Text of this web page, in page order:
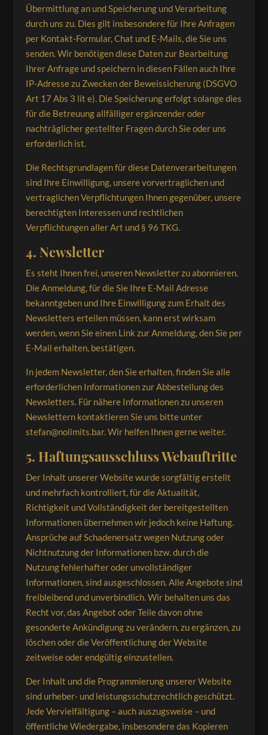
Übermittlung an und Speicherung und Verarbeitung
durch uns zu. Dies gilt insbesondere für Ihre Anfragen
per Kontakt-Formular, Chat und E-Mails, die Sie uns
senden. Wir benötigen diese Daten zur Bearbeitung
Ihrer Anfrage und speichern in diesen Fällen auch Ihre
IP-Adresse zu Zwecken der Beweissicherung (DSGVO
Art 17 Abs 3 lit e). Die Speicherung erfolgt solange dies
für die Betreuung allfälliger ergänzender oder
nachträglicher gestellter Fragen durch Sie oder uns
erforderlich ist.
Die Rechtsgrundlagen für diese Datenverarbeitungen
sind Ihre Einwilligung, unsere vorvertraglichen und
vertraglichen Verpflichtungen Ihnen gegenüber, unsere
berechtigten Interessen und rechtlichen
Verpflichtungen aller Art und § 96 TKG.
4. Newsletter
Es steht Ihnen frei, unseren Newsletter zu abonnieren.
Die Anmeldung, für die Sie Ihre E-Mail Adresse
bekanntgeben und Ihre Einwilligung zum Erhalt des
Newsletters erteilen müssen, kann erst wirksam
werden, wenn Sie einen Link zur Anmeldung, den Sie per
E-Mail erhalten, bestätigen.
In jedem Newsletter, den Sie erhalten, finden Sie alle
erforderlichen Informationen zur Abbestellung des
Newsletters. Für nähere Informationen zu unseren
Newslettern kontaktieren Sie uns bitte unter
stefan@nolimits.bar. Wir helfen Ihnen gerne weiter.
5. Haftungsausschluss Webauftritte
Der Inhalt unserer Website wurde sorgfältig erstellt
und mehrfach kontrolliert, für die Aktualität,
Richtigkeit und Vollständigkeit der bereitgestellten
Informationen übernehmen wir jedoch keine Haftung.
Ansprüche auf Schadenersatz wegen Nutzung oder
Nichtnutzung der Informationen bzw. durch die
Nutzung fehlerhafter oder unvollständiger
Informationen, sind ausgeschlossen. Alle Angebote sind
freibleibend und unverbindlich. Wir behalten uns das
Recht vor, das Angebot oder Teile davon ohne
gesonderte Ankündigung zu verändern, zu ergänzen, zu
löschen oder die Veröffentlichung der Website
zeitweise oder endgültig einzustellen.
Der Inhalt und die Programmierung unserer Website
sind urheber- und leistungsschutzrechtlich geschützt.
Jede Vervielfältigung – auch auszugsweise – und
öffentliche Wiedergabe, insbesondere das Kopieren